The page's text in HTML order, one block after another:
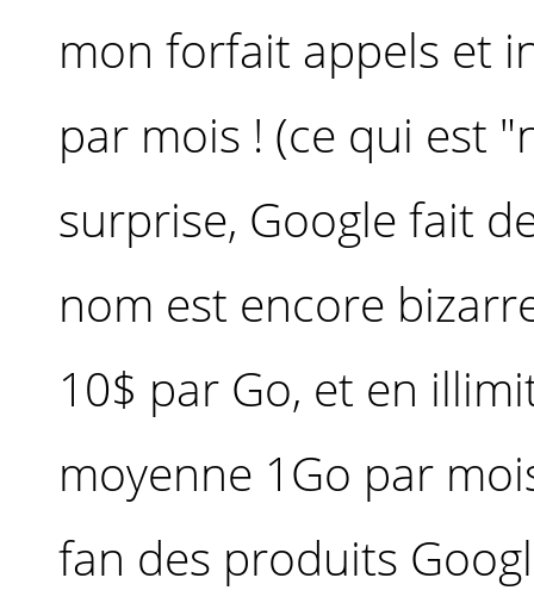
mon forfait appels et
par mois ! (ce qui est
surprise, Google fait
nom est encore
10$ par Go, et en
moyenne 1Go par
fan des produits